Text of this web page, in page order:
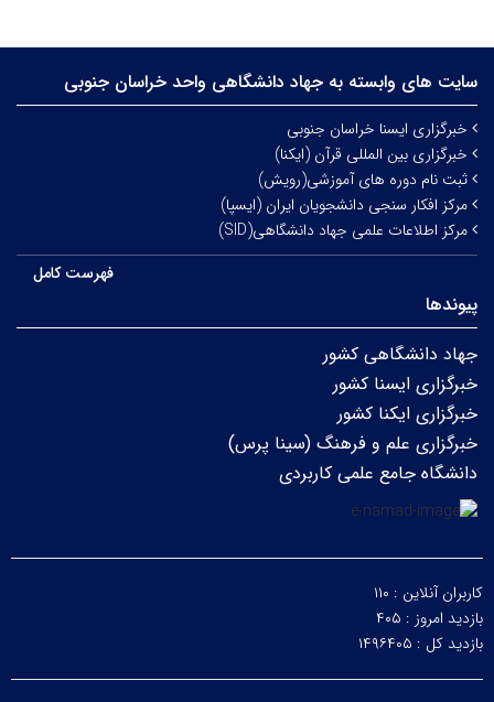
سایت های وابسته به جهاد دانشگاهی واحد خراسان جنوبی
خبرگزاری ایسنا خراسان جنوبی
خبرگزاری بین المللی قرآن (ایکنا)
ثبت نام دوره های آموزشی(رویش)
مرکز افکار سنجی دانشجویان ایران (ایسپا)
مرکز اطلاعات علمی جهاد دانشگاهی(SID)
فهرست کامل
پیوندها
جهاد دانشگاهی کشور
خبرگزاری ایسنا کشور
خبرگزاری ایکنا کشور
خبرگزاری علم و فرهنگ (سینا پرس)
دانشگاه جامع علمی کاربردی
کاربران آنلاین : ۱۱۰
بازدید امروز : ۴۰۵
بازدید کل : ۱۴۹۶۴۰۵